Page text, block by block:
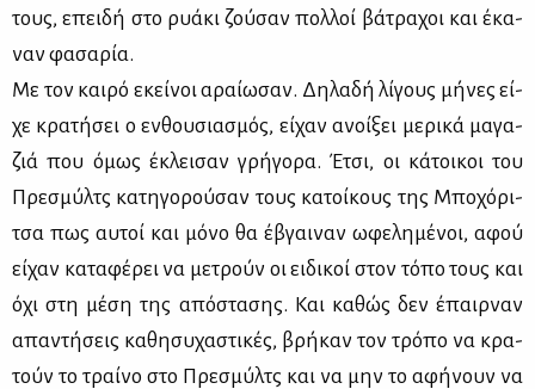
τους, επει­δή στο ρυά­κι ζού­σαν πολ­λοί βά­τρα­χοι και έκα­
ναν φα­σα­ρία.
Με τον και­ρό εκεί­νοι αραί­ω­σαν. Δη­λα­δή λί­γους μή­νες εί­
χε κρα­τή­σει ο εν­θου­σια­σμός, εί­χαν ανοί­ξει με­ρι­κά μα­γα­
ζιά που όμως έκλει­σαν γρή­γο­ρα. Έτσι, οι κά­τοι­κοι του
Πρε­σμύλτς κα­τη­γο­ρού­σαν τους κα­τοί­κους της Μπο­χό­ρι­
τσα πως αυ­τοί και μό­νο θα έβγαι­ναν ωφε­λη­μέ­νοι, αφού
εί­χαν κα­τα­φέ­ρει να με­τρούν οι ει­δι­κοί στον τό­πο τους και
όχι στη μέ­ση της από­στα­σης. Και κα­θώς δεν έπαιρ­ναν
απα­ντή­σεις κα­θη­συ­χα­στι­κές, βρή­καν τον τρό­πο να κρα­
τούν το τραί­νο στο Πρε­σμύλτς και να μην το αφή­νουν να